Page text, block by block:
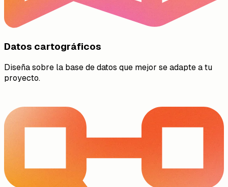
Datos cartográficos
Diseña sobre la base de datos que mejor se adapte a tu
proyecto.